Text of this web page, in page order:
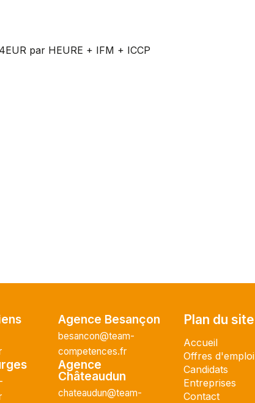
par HEURE + IFM + ICCP
Agence Besançon
besancon@team-
competences.fr
Agence
Châteaudun
chateaudun@team-
Plan du site
Accueil
Offres d'emploi
Candidats
Entreprises
Contact